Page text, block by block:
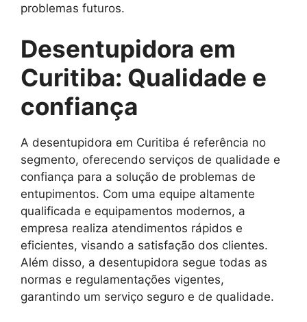
problemas futuros.
Desentupidora em
Curitiba: Qualidade e
confiança
A desentupidora em Curitiba é referência no
segmento, oferecendo serviços de qualidade e
confiança para a solução de problemas de
entupimentos. Com uma equipe altamente
qualificada e equipamentos modernos, a
empresa realiza atendimentos rápidos e
eficientes, visando a satisfação dos clientes.
Além disso, a desentupidora segue todas as
normas e regulamentações vigentes,
garantindo um serviço seguro e de qualidade.